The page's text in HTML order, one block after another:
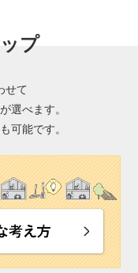
プ
せて
選べます。
可能です。